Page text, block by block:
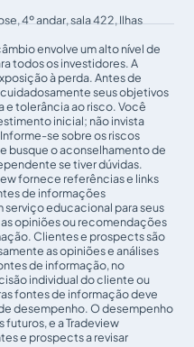
4º andar, sala 422, Ilhas
envolve um alto nível de
todos os investidores. A
à perda. Antes de
seus objetivos
e tolerância ao risco. Você
inicial; não invista
se sobre os riscos
busque o aconselhamento de
se tiver dúvidas.
fornece referências e links
de informações
educacional para seus
opiniões ou recomendações
Clientes e prospects são
as opiniões e análises
de informação, no
individual do cliente ou
fontes de informação deve
desempenho. O desempenho
futuros, e a Tradeview
e prospects a revisar